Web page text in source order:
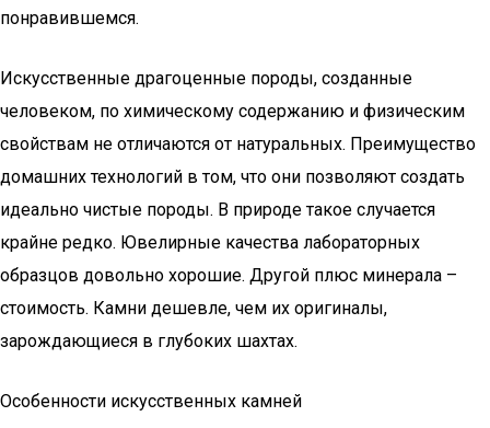
понравившемся.
Искусственные драгоценные породы, созданные
человеком, по химическому содержанию и физическим
свойствам не отличаются от натуральных. Преимущество
домашних технологий в том, что они позволяют создать
идеально чистые породы. В природе такое случается
крайне редко. Ювелирные качества лабораторных
образцов довольно хорошие. Другой плюс минерала –
стоимость. Камни дешевле, чем их оригиналы,
зарождающиеся в глубоких шахтах.
Особенности искусственных камней